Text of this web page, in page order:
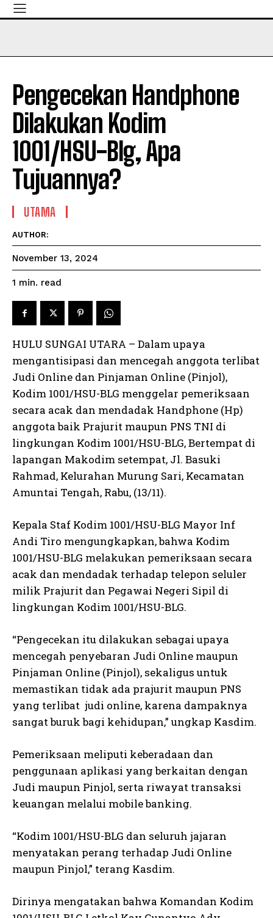
Pengecekan Handphone
Dilakukan Kodim
1001/HSU-Blg, Apa
Tujuannya?
UTAMA
AUTHOR:
November 13, 2024
1 min. read
HULU SUNGAI UTARA – Dalam upaya
mengantisipasi dan mencegah anggota terlibat
Judi Online dan Pinjaman Online (Pinjol),
Kodim 1001/HSU-BLG menggelar pemeriksaan
secara acak dan mendadak Handphone (Hp)
anggota baik Prajurit maupun PNS TNI di
lingkungan Kodim 1001/HSU-BLG, Bertempat di
lapangan Makodim setempat, Jl. Basuki
Rahmad, Kelurahan Murung Sari, Kecamatan
Amuntai Tengah, Rabu, (13/11).
Kepala Staf Kodim 1001/HSU-BLG Mayor Inf
Andi Tiro mengungkapkan, bahwa Kodim
1001/HSU-BLG melakukan pemeriksaan secara
acak dan mendadak terhadap telepon seluler
milik Prajurit dan Pegawai Negeri Sipil di
lingkungan Kodim 1001/HSU-BLG.
“Pengecekan itu dilakukan sebagai upaya
mencegah penyebaran Judi Online maupun
Pinjaman Online (Pinjol), sekaligus untuk
memastikan tidak ada prajurit maupun PNS
yang terlibat judi online, karena dampaknya
sangat buruk bagi kehidupan,” ungkap Kasdim.
Pemeriksaan meliputi keberadaan dan
penggunaan aplikasi yang berkaitan dengan
Judi maupun Pinjol, serta riwayat transaksi
keuangan melalui mobile banking.
“Kodim 1001/HSU-BLG dan seluruh jajaran
menyatakan perang terhadap Judi Online
maupun Pinjol,” terang Kasdim.
Dirinya mengatakan bahwa Komandan Kodim